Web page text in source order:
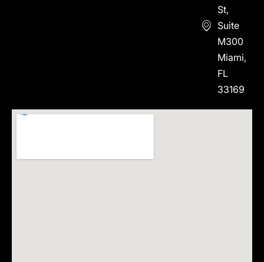
St,
Suite
M300
Miami,
FL
33169